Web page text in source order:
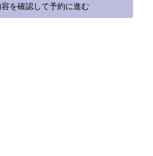
容を確認して予約に進む